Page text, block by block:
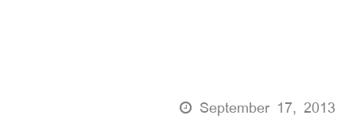
September 17,